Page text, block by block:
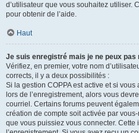
d’utilisateur que vous souhaitez utiliser.
pour obtenir de l’aide.
Haut
Je suis enregistré mais je ne peux pas
Vérifiez, en premier, votre nom
corrects, il y a deux possibilités :
Si la gestion COPPA est active et si
lors de l’enregistrement, alors vous
courriel. Certains forums peuvent
création de compte soit activée par
que vous puissiez vous connecter.